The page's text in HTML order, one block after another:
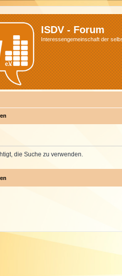
ISDV - Forum
Interessengemeinschaft der
die Suche zu verwenden.